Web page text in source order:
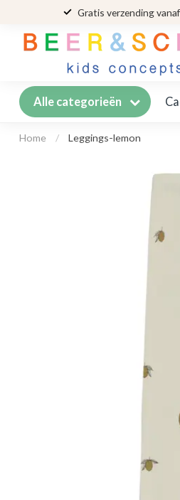
Gratis verzending
Alle categorieën
Home / Leggings-lemon